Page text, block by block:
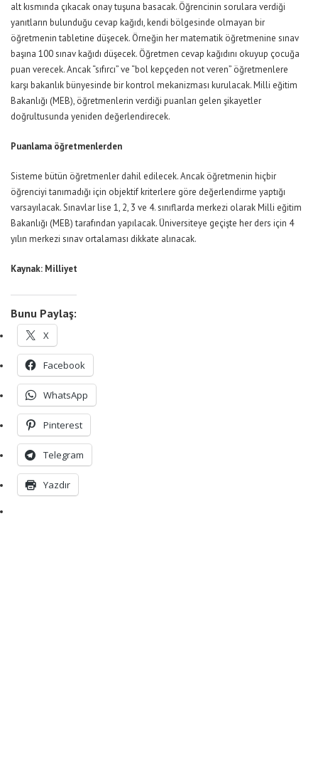
alt kısmında çıkacak onay tuşuna basacak. Öğrencinin sorulara verdiği
yanıtların bulunduğu cevap kağıdı, kendi bölgesinde olmayan bir
öğretmenin tabletine düşecek. Örneğin her matematik öğretmenine sınav
başına 100 sınav kağıdı düşecek. Öğretmen cevap kağıdını okuyup çocuğa
puan verecek. Ancak “sıfırcı” ve “bol kepçeden not veren” öğretmenlere
karşı bakanlık bünyesinde bir kontrol mekanizması kurulacak. Milli eğitim
Bakanlığı (MEB), öğretmenlerin verdiği puanları gelen şikayetler
doğrultusunda yeniden değerlendirecek.
Puanlama öğretmenlerden
Sisteme bütün öğretmenler dahil edilecek. Ancak öğretmenin hiçbir
öğrenciyi tanımadığı için objektif kriterlere göre değerlendirme yaptığı
varsayılacak. Sınavlar lise 1, 2, 3 ve 4. sınıflarda merkezi olarak Milli eğitim
Bakanlığı (MEB) tarafından yapılacak. Üniversiteye geçişte her ders için 4
yılın merkezi sınav ortalaması dikkate alınacak.
Kaynak: Milliyet
Bunu Paylaş:
X
Facebook
WhatsApp
Pinterest
Telegram
Yazdır